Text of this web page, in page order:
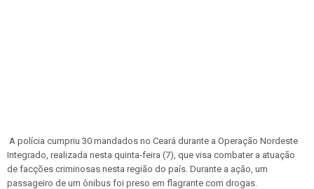
A polícia cumpriu 30 mandados no Ceará durante a Operação Nordeste
Integrado, realizada nesta quinta-feira (7), que visa combater a atuação
de facções criminosas nesta região do país. Durante a ação, um
passageiro de um ônibus foi preso em flagrante com drogas.